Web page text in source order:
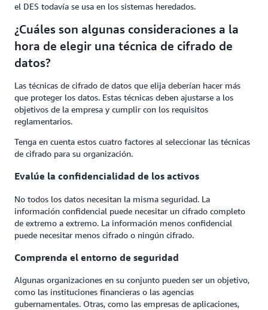
el DES todavía se usa en los sistemas heredados.
¿Cuáles son algunas consideraciones a la
hora de elegir una técnica de cifrado de
datos?
Las técnicas de cifrado de datos que elija deberían hacer más
que proteger los datos. Estas técnicas deben ajustarse a los
objetivos de la empresa y cumplir con los requisitos
reglamentarios.
Tenga en cuenta estos cuatro factores al seleccionar las técnicas
de cifrado para su organización.
Evalúe la confidencialidad de los activos
No todos los datos necesitan la misma seguridad. La
información confidencial puede necesitar un cifrado completo
de extremo a extremo. La información menos confidencial
puede necesitar menos cifrado o ningún cifrado.
Comprenda el entorno de seguridad
Algunas organizaciones en su conjunto pueden ser un objetivo,
como las instituciones financieras o las agencias
gubernamentales. Otras, como las empresas de aplicaciones,